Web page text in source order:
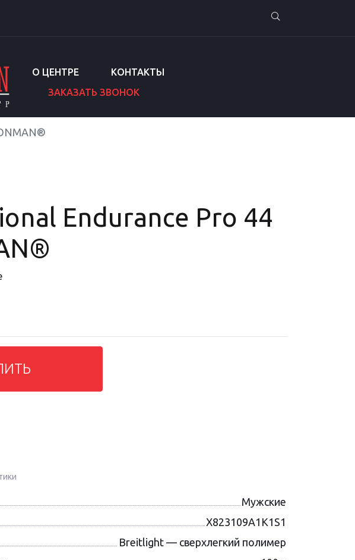
О ЦЕНТРЕ
КОНТАКТЫ
ЗАКАЗАТЬ ЗВОНОК
Endurance Pro 44
Мужские
X823109A1K1S1
Breitlight — сверхлегкий полимер